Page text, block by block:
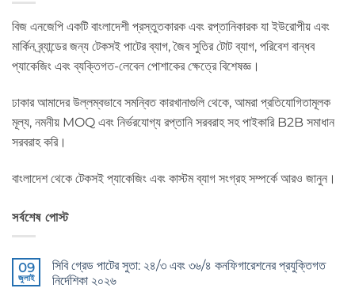
বিজ এনজেপি একটি বাংলাদেশী প্রস্তুতকারক এবং রপ্তানিকারক যা ইউরোপীয় এবং
মার্কিন ব্র্যান্ডের জন্য টেকসই পাটের ব্যাগ, জৈব সুতির টোট ব্যাগ, পরিবেশ বান্ধব
প্যাকেজিং এবং ব্যক্তিগত-লেবেল পোশাকের ক্ষেত্রে বিশেষজ্ঞ।
ঢাকার আমাদের উল্লম্বভাবে সমন্বিত কারখানাগুলি থেকে, আমরা প্রতিযোগিতামূলক
মূল্য, নমনীয় MOQ এবং নির্ভরযোগ্য রপ্তানি সরবরাহ সহ পাইকারি B2B সমাধান
সরবরাহ করি।
বাংলাদেশ থেকে টেকসই প্যাকেজিং এবং কাস্টম ব্যাগ সংগ্রহ সম্পর্কে আরও জানুন।
সর্বশেষ পোস্ট
09
জুলাই
সিবি গ্রেড পাটের সুতা: ২৪/৩ এবং ৩৬/৪ কনফিগারেশনের প্রযুক্তিগত
নির্দেশিকা ২০২৬